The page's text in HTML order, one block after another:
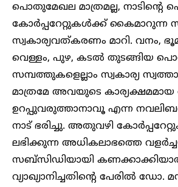
പൊതുമേഖല മാത്രമല്ല,
കോര്‍പ്പറേറ്റുകൾക്ക് കൈമാറുന്ന
സ്വകാര്യവത്കരണം മാറി. വനം,
വെള്ളം, പുഴ, കടൽ തുടങ്ങിയ
സമ്പത്തുകളെല്ലാം സ്വകാര്യ
മാത്രമേ അവയുടെ കാര്യക്ഷമമായ
ഉറപ്പുവരുത്താനാവൂ എന്ന
നാട് ഭരിച്ചു. അതുവഴി
ലഭിക്കുന്ന അധികലാഭത്തെ
സബ്‌സിഡിയായി
വ്യാഖ്യാനിച്ചതിന്റെ പേരിൽ